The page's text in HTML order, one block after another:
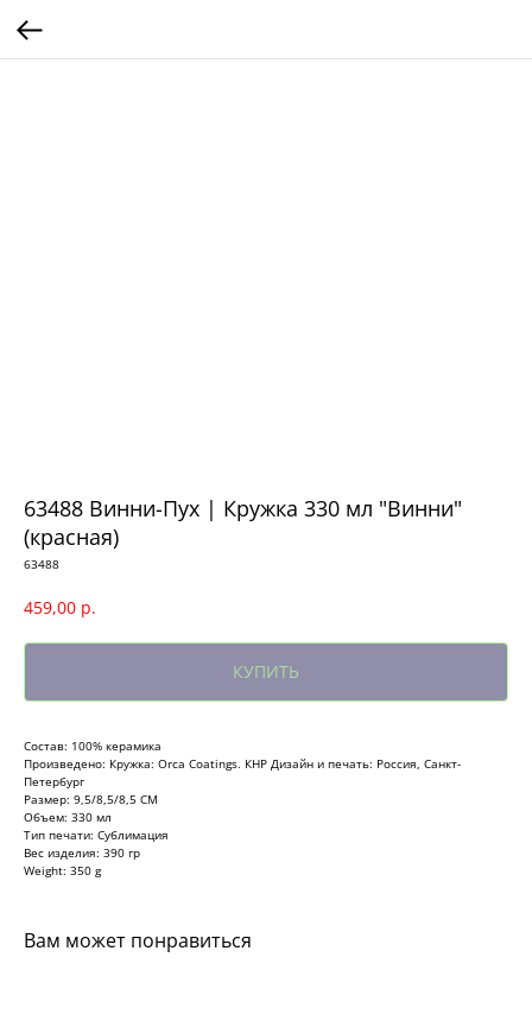
63488 Винни-Пух | Кружка 330 мл "Винни"
(красная)
63488
459,00 р.
КУПИТЬ
Состав: 100% керамика
Произведено: Кружка: Orca Coatings. КНР Дизайн и печать: Россия, Санкт-
Петербург
Размер: 9,5/8,5/8,5 СМ
Объем: 330 мл
Тип печати: Сублимация
Вес изделия: 390 гр
Weight: 350 g
Вам может понравиться